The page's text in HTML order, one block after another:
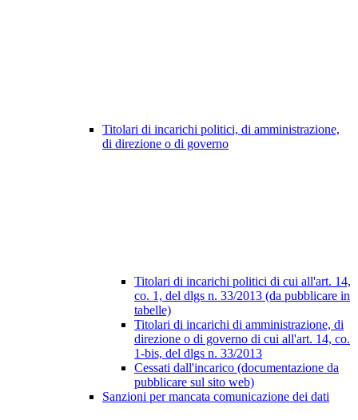
Titolari di incarichi politici, di amministrazione,
di direzione o di governo
Titolari di incarichi politici di cui all'art. 14,
co. 1, del dlgs n. 33/2013 (da pubblicare in
tabelle)
Titolari di incarichi di amministrazione, di
direzione o di governo di cui all'art. 14, co.
1-bis, del dlgs n. 33/2013
Cessati dall'incarico (documentazione da
pubblicare sul sito web)
Sanzioni per mancata comunicazione dei dati